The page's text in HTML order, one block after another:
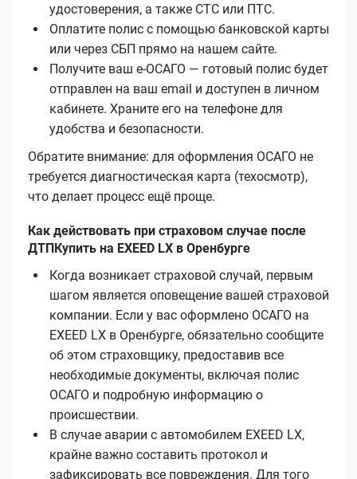
удостоверения, а также СТС или ПТС.
Оплатите полис с помощью банковской карты
или через СБП прямо на нашем сайте.
Получите ваш е‑ОСАГО — готовый полис будет
отправлен на ваш email и доступен в личном
кабинете. Храните его на телефоне для
удобства и безопасности.
Обратите внимание: для оформления ОСАГО не
требуется диагностическая карта (техосмотр),
что делает процесс ещё проще.
Как действовать при страховом случае после
ДТПКупить на EXEED LX в Оренбурге
Когда возникает страховой случай, первым
шагом является оповещение вашей страховой
компании. Если у вас оформлено ОСАГО на
EXEED LX в Оренбурге, обязательно сообщите
об этом страховщику, предоставив все
необходимые документы, включая полис
ОСАГО и подробную информацию о
происшествии.
В случае аварии с автомобилем EXEED LX,
крайне важно составить протокол и
зафиксировать все повреждения. Для того